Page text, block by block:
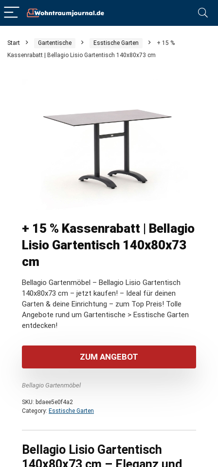
Start Gartentische Esstische Garten
+ 15 %
Kassenrabatt | Bellagio Lisio Gartentisch 140x80x73 cm
+ 15 % Kassenrabatt | Bellagio
Lisio Gartentisch 140x80x73
cm
Bellagio Gartenmöbel – Bellagio Lisio Gartentisch
140x80x73 cm – jetzt kaufen! – Ideal für deinen
Garten & deine Einrichtung – zum Top Preis! Tolle
Angebote rund um Gartentische > Esstische Garten
entdecken!
ZUM ANGEBOT
Bellagio Gartenmöbel
SKU: bdaee5e0f4a2
Category: Esstische Garten
Bellagio Lisio Gartentisch
140x80x73 cm – Eleganz und